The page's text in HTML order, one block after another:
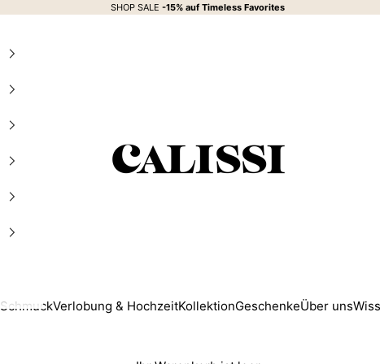
SHOP SALE -15% auf Timeless Favorites
SchmuckVerlobung & HochzeitKollektionGeschenkeÜber uns